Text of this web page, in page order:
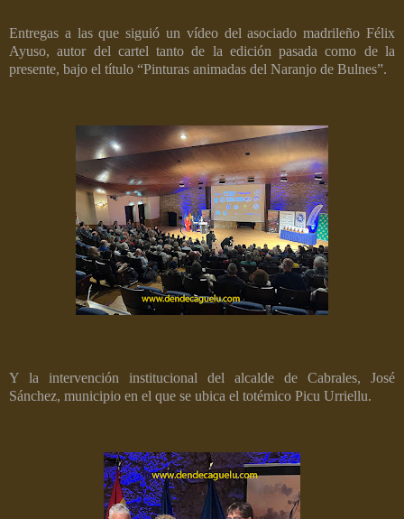
Entregas a las que siguió un vídeo del asociado madrileño Félix
Ayuso, autor del cartel tanto de la edición pasada como de la
presente, bajo el título “Pinturas animadas del Naranjo de Bulnes”.
Y la intervención institucional del alcalde de Cabrales, José
Sánchez, municipio en el que se ubica el totémico Picu Urriellu.